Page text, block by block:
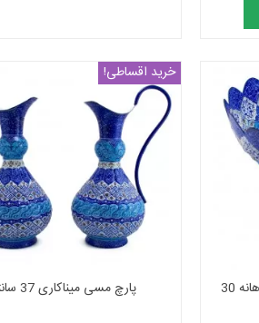
میوه خوری میناکاری اصفهان با دهانه 30
خرید اقساطی!
پارچ مسی میناکاری 37 سانتی